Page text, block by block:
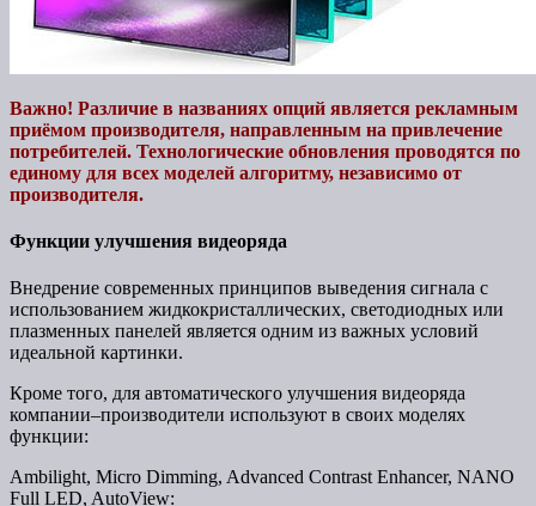
Важно! Различие в названиях опций является рекламным
приёмом производителя, направленным на привлечение
потребителей. Технологические обновления проводятся по
единому для всех моделей алгоритму, независимо от
производителя.
Функции улучшения видеоряда
Внедрение современных принципов выведения сигнала с
использованием жидкокристаллических, светодиодных или
плазменных панелей является одним из важных условий
идеальной картинки.
Кроме того, для автоматического улучшения видеоряда
компании–производители используют в своих моделях
функции:
Ambilight, Micro Dimming, Advanced Contrast Enhancer, NANO
Full LED, AutoView: